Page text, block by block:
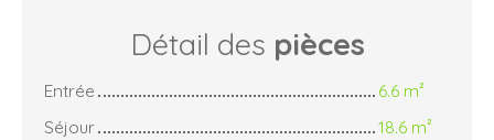
Détail des pièces
Entrée
6.6 m²
Séjour
18.6 m²